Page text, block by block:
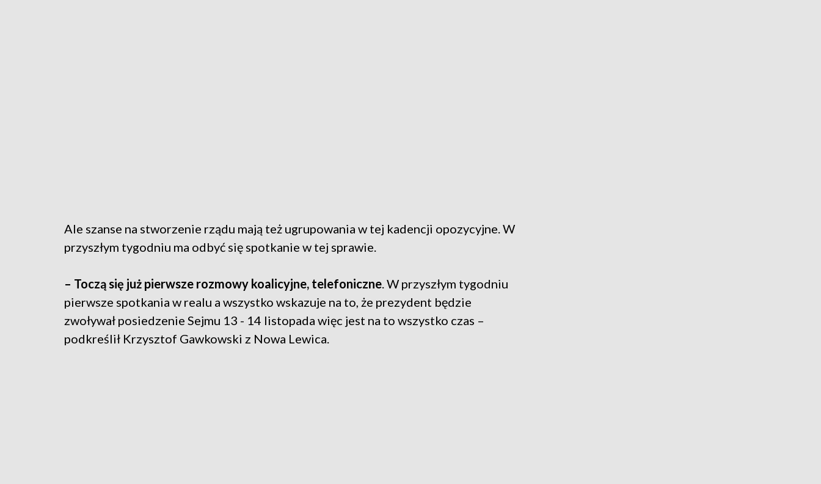
Ale szanse na stworzenie rządu mają też ugrupowania w tej kadencji opozycyjne. W
przyszłym tygodniu ma odbyć się spotkanie w tej sprawie.
– Toczą się już pierwsze rozmowy koalicyjne, telefoniczne . W przyszłym tygodniu
pierwsze spotkania w realu a wszystko wskazuje na to, że prezydent będzie
zwoływał posiedzenie Sejmu 13 - 14 listopada więc jest na to wszystko czas –
podkreślił Krzysztof Gawkowski z Nowa Lewica.